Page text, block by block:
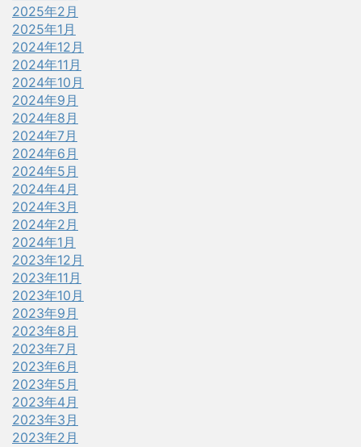
2025年2月
2025年1月
2024年12月
2024年11月
2024年10月
2024年9月
2024年8月
2024年7月
2024年6月
2024年5月
2024年4月
2024年3月
2024年2月
2024年1月
2023年12月
2023年11月
2023年10月
2023年9月
2023年8月
2023年7月
2023年6月
2023年5月
2023年4月
2023年3月
2023年2月